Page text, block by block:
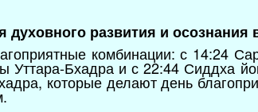
духовного развития и
комбинации: с 14:24
Уттара-Бхадра и с 22:44 Сиддха
которые делают день